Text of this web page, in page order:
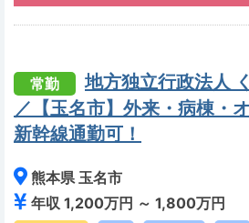
常勤
地方独立行政法人
／【玉名市】外来・病棟・
新幹線通勤可！
熊本県 玉名市
年収 1,200万円 ～ 1,800万円